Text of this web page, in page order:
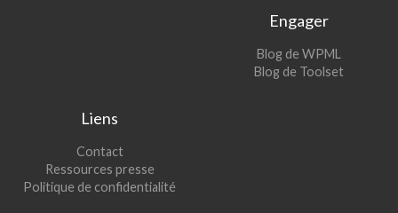
fenêtre)
nouvelle
Engager
Blog de WPML
dans
Blog de Toolset(s’ouvre
Liens
Contact
Ressources presse
Politique de confidentialité